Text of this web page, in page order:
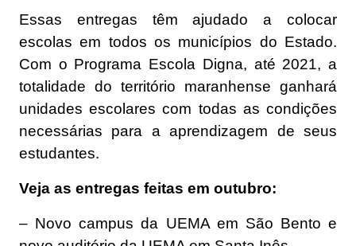
Essas entregas têm ajudado a colocar
escolas em todos os municípios do Estado.
Com o Programa Escola Digna, até 2021, a
totalidade do território maranhense ganhará
unidades escolares com todas as condições
necessárias para a aprendizagem de seus
estudantes.
Veja as entregas feitas em outubro:
– Novo campus da UEMA em São Bento e